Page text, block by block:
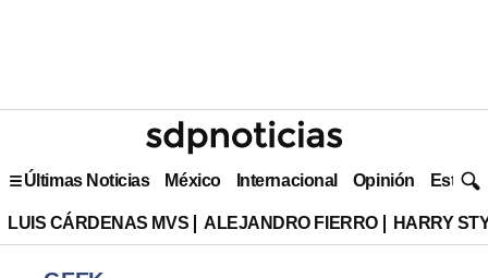
Últimas Noticias México Internacional Opinión Estilo
LUIS CÁRDENAS MVS ALEJANDRO FIERRO HARRY